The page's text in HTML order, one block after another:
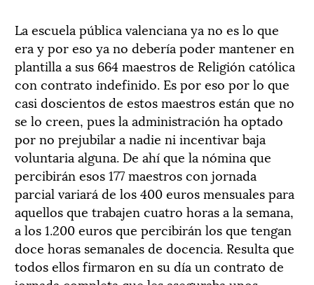
La escuela pública valenciana ya no es lo que
era y por eso ya no debería poder mantener en
plantilla a sus 664 maestros de Religión católica
con contrato indefinido. Es por eso por lo que
casi doscientos de estos maestros están que no
se lo creen, pues la administración ha optado
por no prejubilar a nadie ni incentivar baja
voluntaria alguna. De ahí que la nómina que
percibirán esos 177 maestros con jornada
parcial variará de los 400 euros mensuales para
aquellos que trabajen cuatro horas a la semana,
a los 1.200 euros que percibirán los que tengan
doce horas semanales de docencia. Resulta que
todos ellos firmaron en su día un contrato de